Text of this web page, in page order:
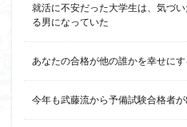
就活に不安だった大学生は、気づ
る男になっていた
あなたの合格が他の誰かを幸せにす
今年も武藤流から予備試験合格者が